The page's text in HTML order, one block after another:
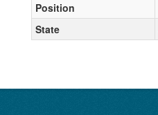
Position
State